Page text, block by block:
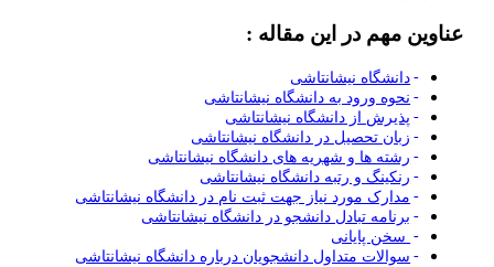
عناوین مهم در این مقاله :
دانشگاه نیشانتاشی
نحوه ورود به دانشگاه نیشانتاشی
پذیرش از دانشگاه نیشانتاشی
زبان تحصیل در دانشگاه نیشانتاشی
رشته ها و شهریه های دانشگاه نیشانتاشی
رنکینگ و رتبه دانشگاه نیشانتاشی
مدارک مورد نیاز جهت ثبت نام در دانشگاه نیشانتاشی
برنامه تبادل دانشجو در دانشگاه نیشانتاشی
سخن پایانی
سوالات متداول دانشجویان درباره دانشگاه نیشانتاشی